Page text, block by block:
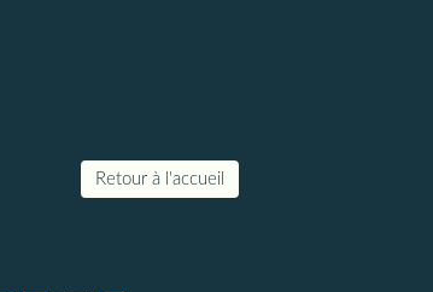
Retour à l'accueil